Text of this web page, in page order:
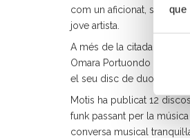
que
com un aficionat, sinó
jove artista.
A més de la citada
Omara Portuondo i Bona
el seu disc de duos
Motis ha publicat 12
funk passant per la
conversa musical